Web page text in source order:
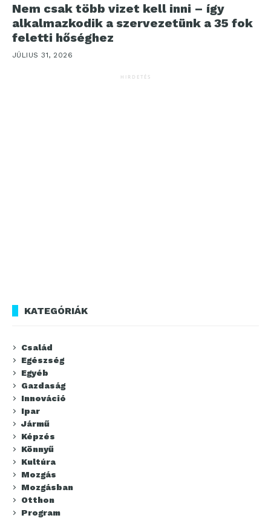
Nem csak több vizet kell inni – így
alkalmazkodik a szervezetünk a 35 fok
feletti hőséghez
JÚLIUS 31, 2026
HIRDETÉS
KATEGÓRIÁK
Család
Egészség
Egyéb
Gazdaság
Innováció
Ipar
Jármű
Képzés
Könnyű
Kultúra
Mozgás
Mozgásban
Otthon
Program